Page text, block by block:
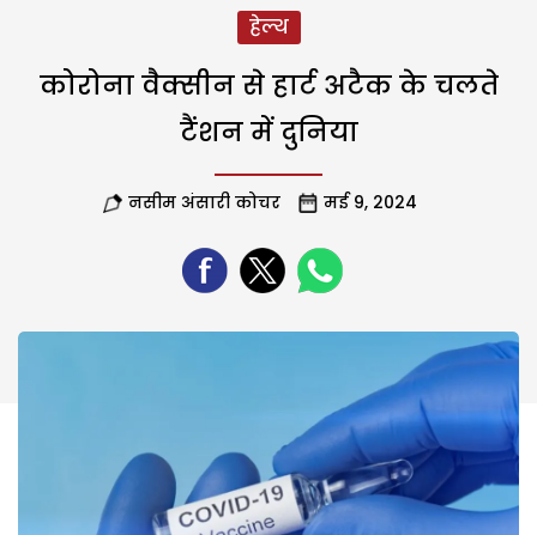
हेल्थ
कोरोना वैक्सीन से हार्ट अटैक के चलते
टैंशन में दुनिया
नसीम अंसारी कोचर मई 9, 2024